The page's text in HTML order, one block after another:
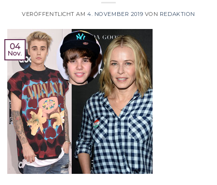
VERÖFFENTLICHT AM4. NOVEMBER 2019 VON REDAKTION
04
Nov.